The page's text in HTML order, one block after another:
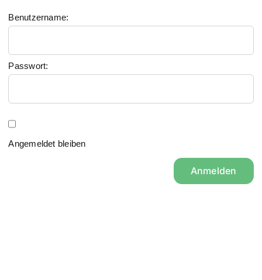
Benutzername:
Passwort:
Angemeldet bleiben
Anmelden